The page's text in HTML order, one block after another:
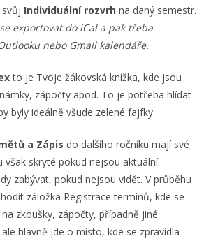
Individuální rozvrh na daný semestr.
exportovat do iCal a pak třeba
nebo Gmail kalendáře.
to je Tvoje žákovská knížka, kde jsou
zápočty apod. To je potřeba hlídat
byly ideálně všude zelené fajfky.
a Zápis do dalšího ročníku mají své
skryté pokud nejsou aktuální.
zabývat, pokud nejsou vidět. V průběhu
záložka Registrace termínů, kde se
zkoušky, zápočty, případně jiné
hlavně jde o místo, kde se zpravidla